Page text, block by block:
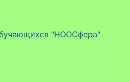
"НООСфера"